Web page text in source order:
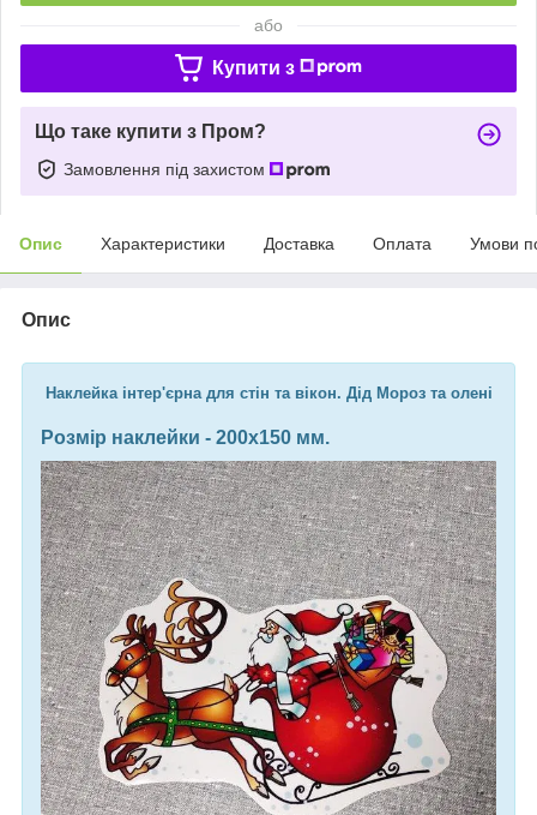
або
Купити з
Що таке купити з Пром?
Замовлення під захистом
Опис Характеристики Доставка Оплата Умови
Опис
Наклейка інтер'єрна для стін та вікон. Дід Мороз та олені
Розмір наклейки - 200х150 мм.